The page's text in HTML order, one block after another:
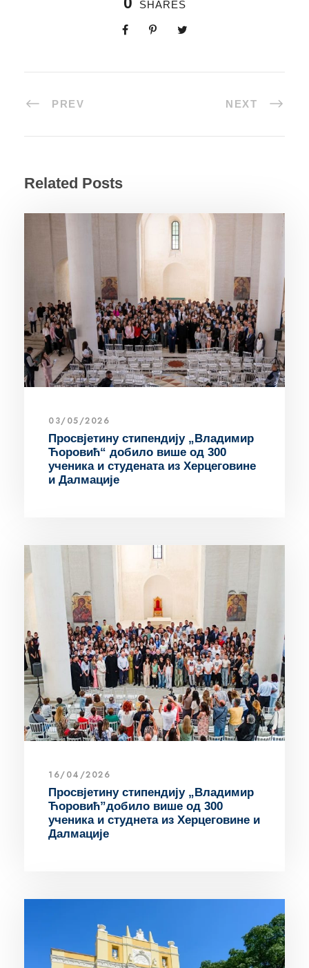
SHARES
PREV NEXT
Related Posts
03/05/2026
Просвјетину стипендију „Владимир
Ћоровић“ добило више од 300
ученика и студената из Херцеговине
и Далмације
16/04/2026
Просвјетину стипендију „Владимир
Ћоровић”добило више од 300
ученика и студнета из Херцеговине и
Далмације